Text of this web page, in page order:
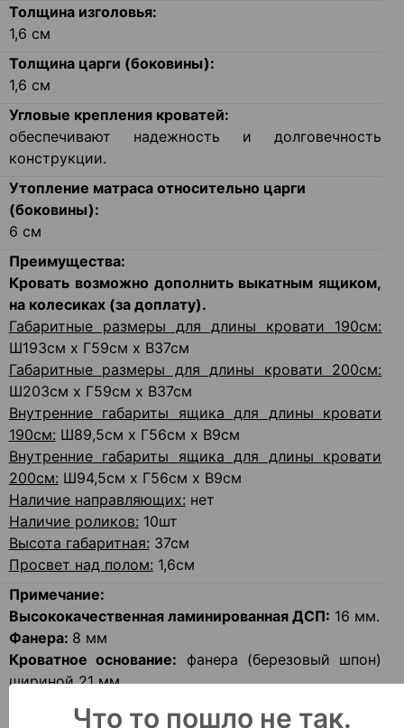
Толщина изголовья:
1,6 см
Толщина царги (боковины):
1,6 см
Угловые крепления кроватей:
обеспечивают надежность и долговечность
конструкции.
Утопление матраса относительно царги
(боковины):
6 см
Преимущества:
Кровать возможно дополнить выкатным ящиком,
на колесиках (за доплату).
Габаритные размеры для длины кровати 190см:
Ш193см х Г59см х В37см
Габаритные размеры для длины кровати 200см:
Ш203см х Г59см х В37см
Внутренние габариты ящика для длины кровати
190см: Ш89,5см х Г56см х В9см
Внутренние габариты ящика для длины кровати
200см: Ш94,5см х Г56см х В9см
Наличие направляющих: нет
Наличие роликов: 10шт
Высота габаритная: 37см
Просвет над полом: 1,6см
Примечание:
Высококачественная ламинированная ДСП: 16 мм.
Фанера: 8 мм
Кроватное основание: фанера (березовый шпон)
шириной 21 мм.
максимальная нагрузка на одну ламель – 25 кг.
Что то пошло не так.